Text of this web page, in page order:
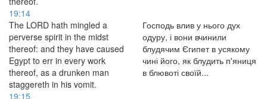
19:14
The LORD hath mingled a
perverse spirit in the midst
thereof: and they have caused
Egypt to err in every work
thereof, as a drunken man
staggereth in his vomit.
Господь влив у нього дух
одуру, і вони вчинили
блудячим Єгипет в усякому
чині його, як блудить п'яниця
в блювоті своїй...
19:15